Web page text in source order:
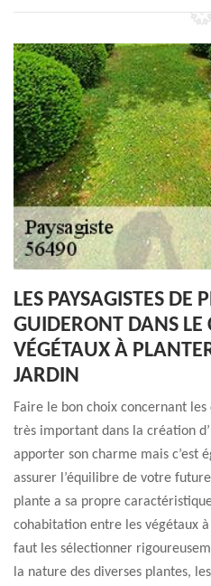
LES PAYSAGISTES DE
GUIDERONT DANS LE
VÉGÉTAUX À
JARDIN
Faire le bon choix concernant
très important dans la création
apporter son charme mais c’est
assurer l’équilibre de votre
plante a sa propre
cohabitation entre les végétaux
faut les sélectionner
la nature des diverses plantes,